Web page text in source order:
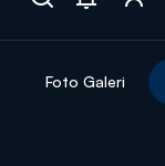
Foto Galeri